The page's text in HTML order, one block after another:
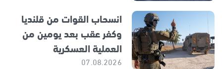
انسحاب القوات من قلنديا
وكفر عقب بعد يومين من
العملية العسكرية
07.08.2026